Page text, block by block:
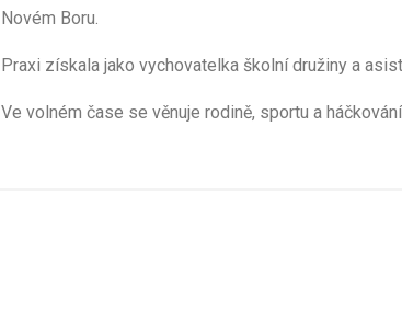
Novém Boru.
Praxi získala jako vychovatelka školní družiny a
Ve volném čase se věnuje rodině, sportu a